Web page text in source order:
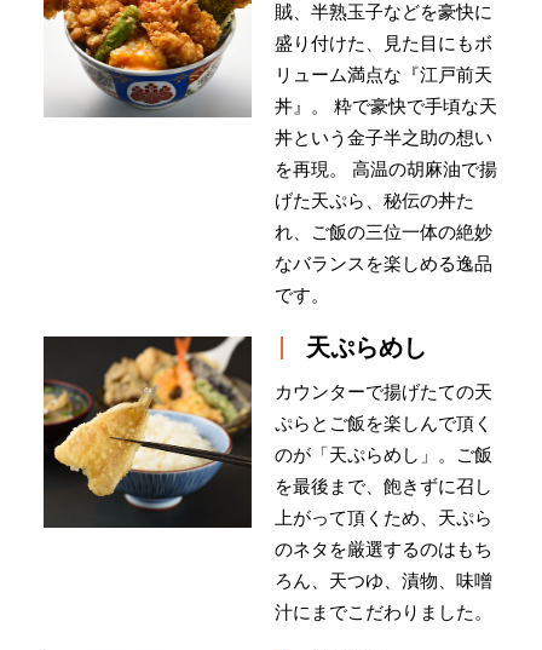
賊、半熟玉子などを豪快に
盛り付けた、見た目にもボ
リューム満点な『江戸前天
丼』。 粋で豪快で手頃な天
丼という金子半之助の想い
を再現。 高温の胡麻油で揚
げた天ぷら、秘伝の丼た
れ、ご飯の三位一体の絶妙
なバランスを楽しめる逸品
です。
天ぷらめし
カウンターで揚げたての天
ぷらとご飯を楽しんで頂く
のが「天ぷらめし」。ご飯
を最後まで、飽きずに召し
上がって頂くため、天ぷら
のネタを厳選するのはもち
ろん、天つゆ、漬物、味噌
汁にまでこだわりました。